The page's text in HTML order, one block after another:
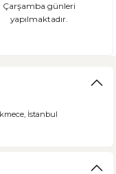
Çarşamba günleri
yapılmaktadır.
İstanbul